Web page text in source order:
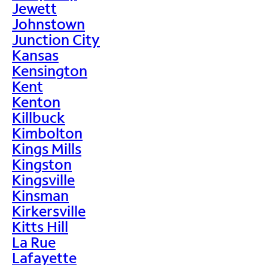
Jewett
Johnstown
Junction City
Kansas
Kensington
Kent
Kenton
Killbuck
Kimbolton
Kings Mills
Kingston
Kingsville
Kinsman
Kirkersville
Kitts Hill
La Rue
Lafayette